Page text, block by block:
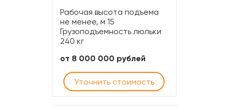
Рабочая высота подъема
не менее, м 15
Грузоподъемность люльки
240 кг
от 8 000 000 рублей
Уточнить стоимость